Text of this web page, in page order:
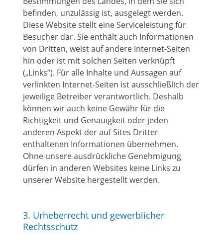
befinden, unzulässig ist, ausgelegt werden.
Diese Website stellt eine Serviceleistung für
Besucher dar. Sie enthält auch Informationen
von Dritten, weist auf andere Internet-Seiten
hin oder ist mit solchen Seiten verknüpft
(„Links“). Für alle Inhalte und Aussagen auf
verlinkten Internet-Seiten ist ausschließlich der
jeweilige Betreiber verantwortlich. Deshalb
können wir auch keine Gewähr für die
Richtigkeit und Genauigkeit oder jeden
anderen Aspekt der auf Sites Dritter
enthaltenen Informationen übernehmen.
Ohne unsere ausdrückliche Genehmigung
dürfen in anderen Websites keine Links zu
unserer Website hergestellt werden.
3. Urheberrecht und gewerblicher
Rechtsschutz